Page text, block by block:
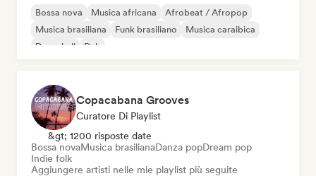
Bossa nova Musica africana
Afrobeat / Afropop
Musica brasiliana
Funk brasiliano
Musica caraibica
Dancehall
Dub
Copacabana Grooves
Curatore Di Playlist
&gt; 1200 risposte date
Bossa novaMusica brasilianaDanza popDream pop
Indie folk
Aggiungere artisti nelle mie playlist più seguite